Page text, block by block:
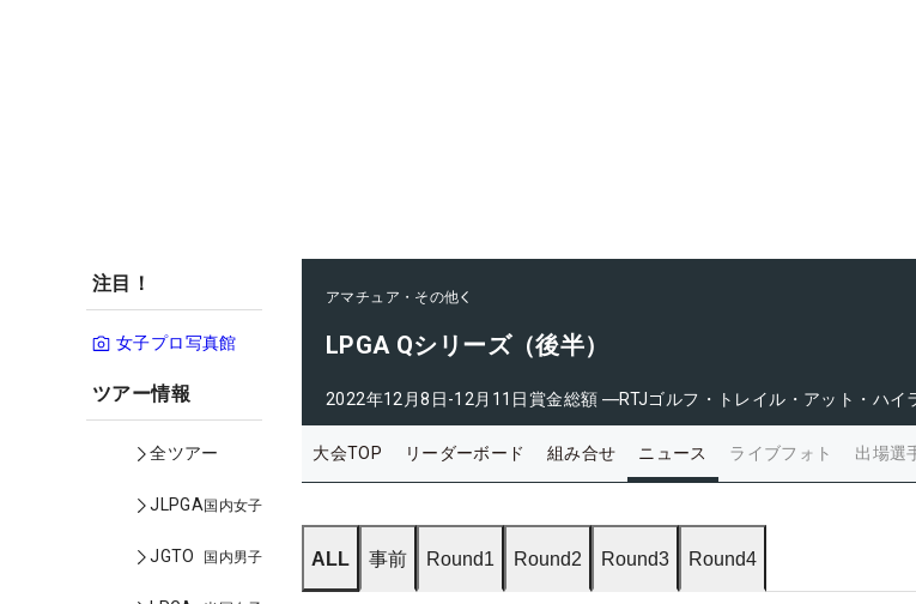
注目！
女子プロ写真館
ツアー情報
全ツアー
JLPGA国内女子
JGTO 国内男子
アマチュア・その他
LPGA Qシリーズ（後半）
2022年12月8日-12月11日賞金総額 ―RTJゴルフ・トレイル・アット・ハイ
大会TOP リーダーボード 組み合せ ニュース ライブフォト 出場選
ALL 事前 Round1 Round2 Round3 Round4